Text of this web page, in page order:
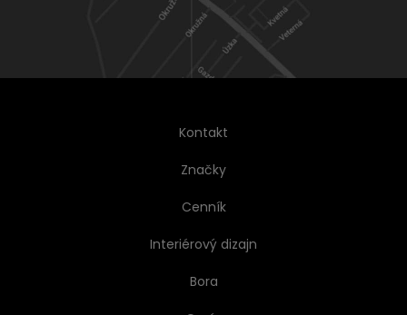
Kontakt
Značky
Cenník
Interiérový dizajn
Bora